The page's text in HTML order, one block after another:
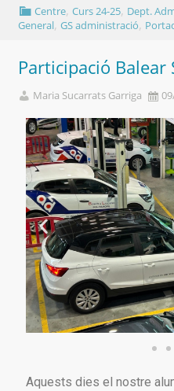
Centre,Curs 24-25, Dept.
General, GS administració,
Participació Balear
Maria Sucarrats Garriga
Aquests dies el nostre